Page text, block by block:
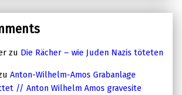
zu Die Rächer – wie Juden Nazis töteten
Anton-Wilhelm-Amos Grabanlage
// Anton Wilhelm Amos gravesite